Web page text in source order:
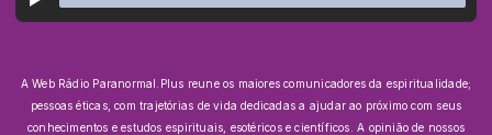
A Web Rádio Paranormal.Plus reune os maiores comunicadores da espiritualidade;
pessoas éticas, com trajetórias de vida dedicadas a ajudar ao próximo com seus
conhecimentos e estudos espirituais, esotéricos e científicos.A opinião de nossos